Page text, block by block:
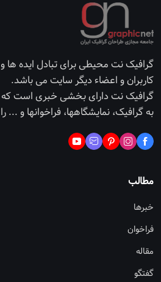
گرافیک نت محیطی برای تبادل ایده ها و
کاربران و اعضاء دیگر سایت می باشد.
گرافیک نت دارای بخشی خبری است که
به گرافیک، نمایشگاهها، فراخوانها و
مطالب
خبرها
فراخوان
مقاله
گفتگو